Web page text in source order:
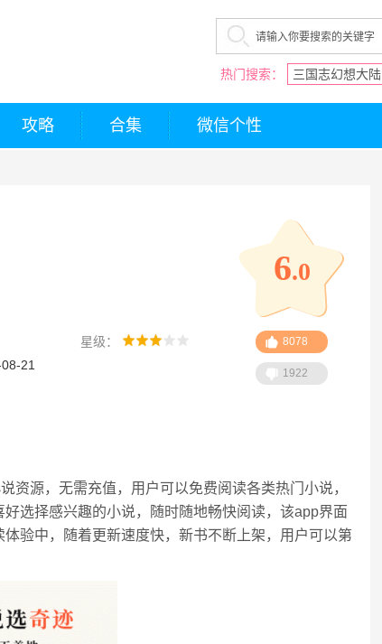
热门搜索： 三国志幻想大陆
攻略 合集 微信个性
星级：
21
6.0
8078
1922
资源，无需充值，用户可以免费阅读各类热门小说，
选择感兴趣的小说，随时随地畅快阅读，该app界面
验中，随着更新速度快，新书不断上架，用户可以第